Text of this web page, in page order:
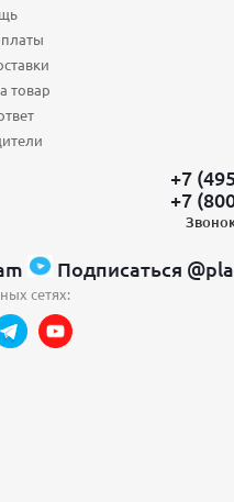
товар
+7
+7
Подписаться
сетях: